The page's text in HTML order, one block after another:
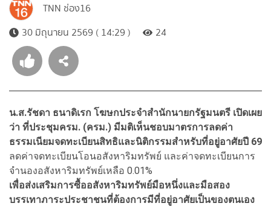
TNN ช่อง16
30 มิถุนายน 2569 ( 14:29 )
24
น.ส.รัชดา ธนาดิเรก โฆษกประจำสำนักนายกรัฐมนตรี เปิดเผย
ว่า ที่ประชุมครม. (ครม.) มีมติเห็นชอบมาตรการลดค่า
ธรรมเนียมจดทะเบียนสิทธิและนิติกรรมสำหรับที่อยู่อาศัยปี 69
ลดค่าจดทะเบียนโอนอสังหาริมทรัพย์ และค่าจดทะเบียนการ
จำนองอสังหาริมทรัพย์เหลือ 0.01%
เพื่อส่งเสริมการซื้ออสังหาริมทรัพย์มือหนึ่งและมือสอง
บรรเทาภาระประชาชนที่ต้องการมีที่อยู่อาศัยเป็นของตนเอง